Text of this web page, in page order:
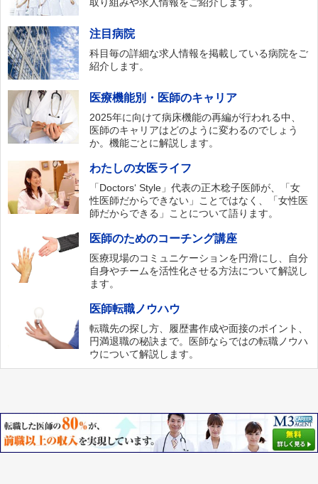
取り組みや求人情報をご紹介します。
注目病院
科目毎の詳細な求人情報を掲載している病院をご
紹介します。
医療機能別・医師のキャリア
2025年に向けて病床機能の再編が行われる中、
医師のキャリアはどのように変わるのでしょう
か。機能ごとに解説します。
わたしの女医ライフ
「Doctors‘ Style」代表の正木稔子医師が、「女
性医師だからできない」ことではなく、「女性医
師だからできる」ことについて語ります。
医師のためのコーチング講座
医療現場のコミュニケーションを円滑にし、自分
自身やチームを活性化させる方法について解説し
ます。
医師転職ノウハウ
転職先の探し方、履歴書作成や面接のポイント、
円満退職の秘訣まで。医師ならではの転職ノウハ
ウについて解説します。